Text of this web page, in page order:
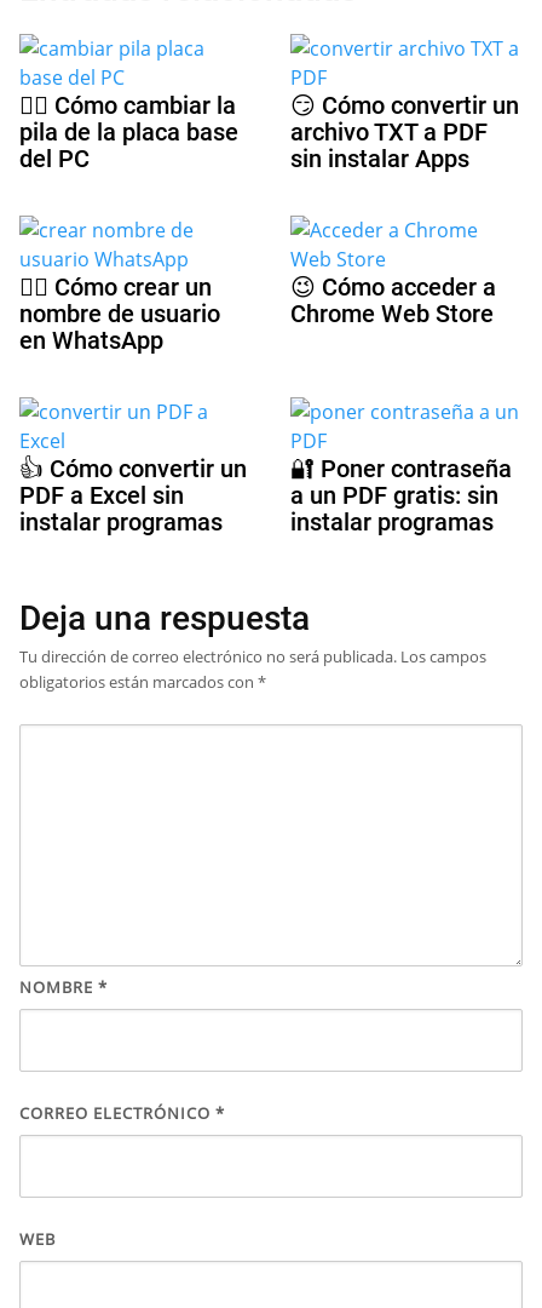
🤷‍♀️ Cómo cambiar la
pila de la placa base
del PC
😏 Cómo convertir un
archivo TXT a PDF
sin instalar Apps
🕵️‍♀️ Cómo crear un
nombre de usuario
en WhatsApp
😉 Cómo acceder a
Chrome Web Store
👍 Cómo convertir un
PDF a Excel sin
instalar programas
🔐 Poner contraseña
a un PDF gratis: sin
instalar programas
Deja una respuesta
Tu dirección de correo electrónico no será publicada. Los campos
obligatorios están marcados con *
NOMBRE *
CORREO ELECTRÓNICO *
WEB